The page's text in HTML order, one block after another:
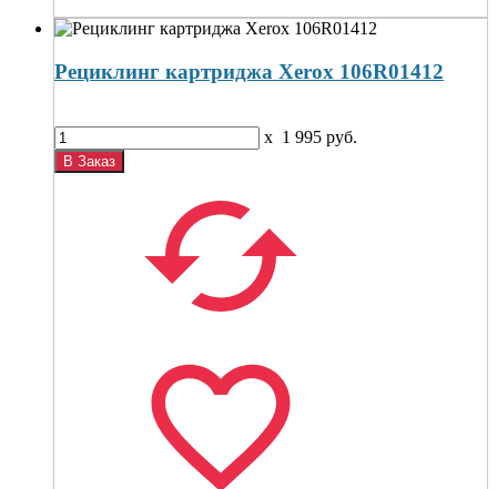
Рециклинг картриджа Xerox 106R01412
x 1 995 руб.